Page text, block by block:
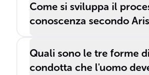
Come si sviluppa il
conoscenza secondo
Quali sono le tre forme di
condotta che l'uomo